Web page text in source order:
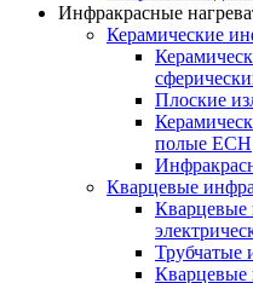
Инфракрасные
Керамические
Плоские
полые ECH
Кварцевые
Кварцевые
Трубчатые
Кварцевые